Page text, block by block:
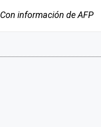
Con información de AFP